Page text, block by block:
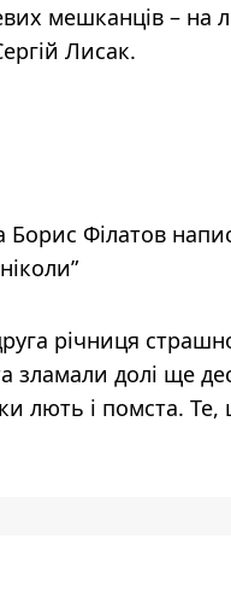
мешканців – на
Лисак.
Борис Філатов
річниця
зламали долі ще
лють і помста.